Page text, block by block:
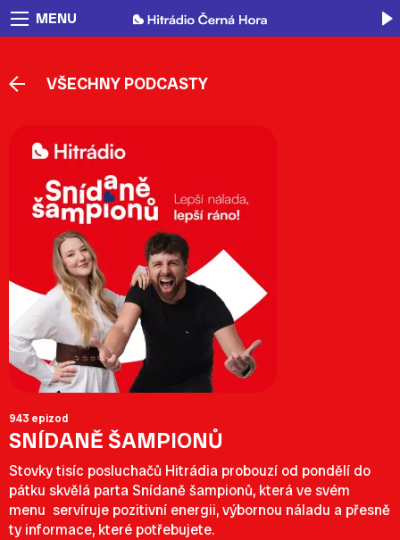
MENU
VŠECHNY PODCASTY
943 epizod
SNÍDANĚ ŠAMPIONŮ
Stovky tisíc posluchačů Hitrádia probouzí od pondělí do
pátku skvělá parta Snídaně šampionů, která ve svém
menu servíruje pozitivní energii, výbornou náladu a přesně
ty informace, které potřebujete.